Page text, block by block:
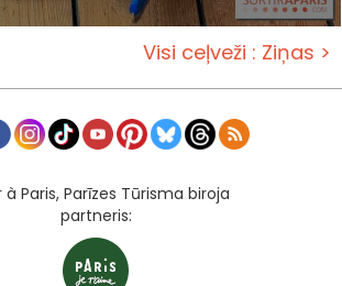
Visi ceļveži : Ziņas >
à Paris, Parīzes Tūrisma biroja
partneris: